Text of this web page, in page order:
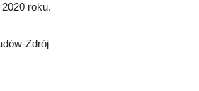
roku.
Zdrój